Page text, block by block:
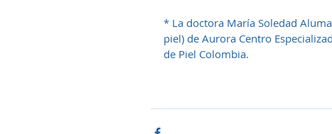
* La doctora María Soledad
piel) de Aurora Centro
de Piel Colombia.